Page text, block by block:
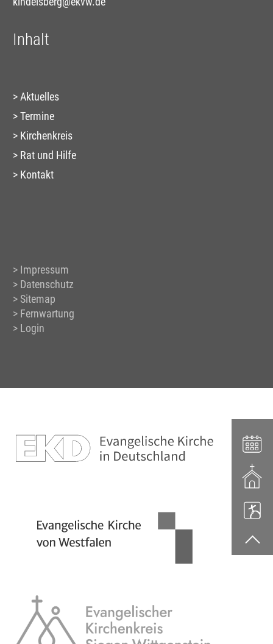
Inhalt
Aktuelles
Termine
Kirchenkreis
Rat und Hilfe
Kontakt
Impressum
Datenschutz
Sitemap
Fernwartung
Login